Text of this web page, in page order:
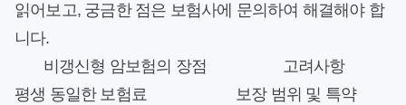
읽어보고, 궁금한 점은 보험사에 문의하여 해결해야 합
니다.
비갱신형 암보험의 장점
고려사항
평생 동일한 보험료
보장 범위 및 특약